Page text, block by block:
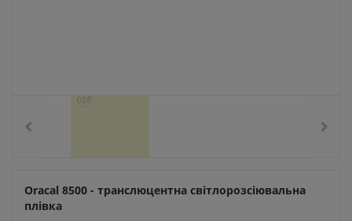
Oracal 8500 - транслюцентна світлорозсіювальна
плівка